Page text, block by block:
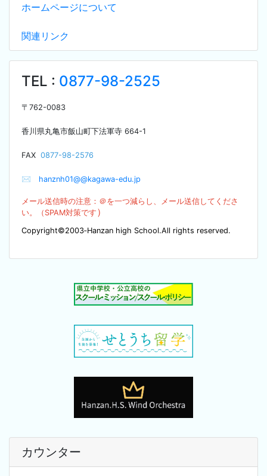
ホームページについて
関連リンク
TEL : 0877-98-2525
〒 762-0083
香川県丸亀市飯山町下法軍寺 664-1
FAX 0877-98-2576
✉ hanznh01@@kagawa-edu.jp
メール送信時の注意：＠を一つ減らし、メール送信してくださ
い。（SPAM対策です ）
Copyright©2003‐Hanzan high School.All rights reserved.
カウンター